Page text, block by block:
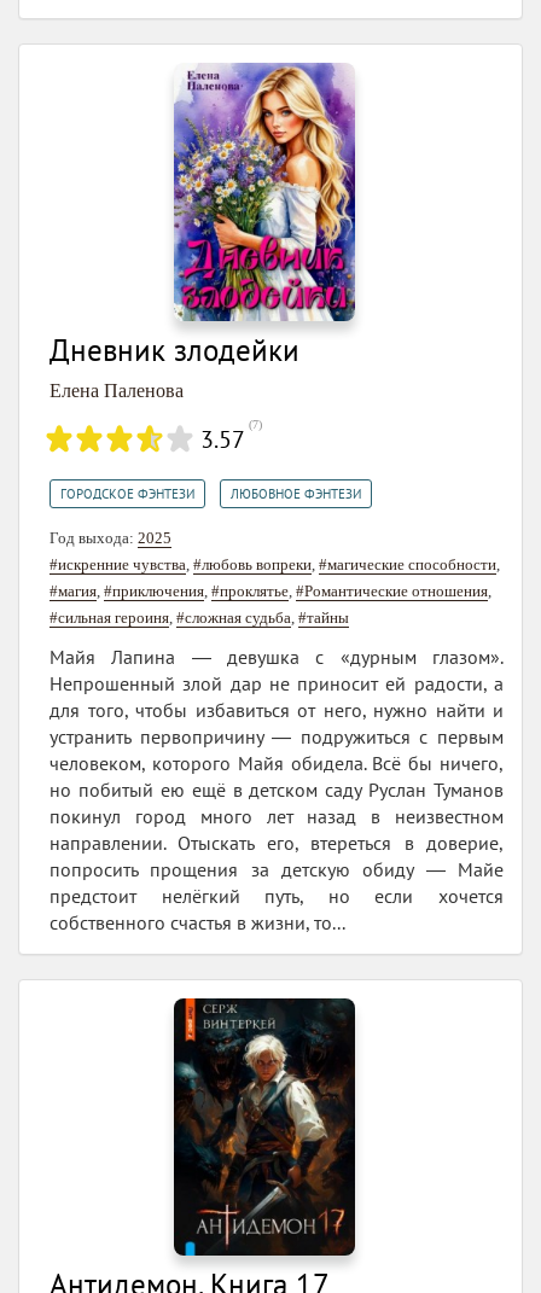
Дневник злодейки
Елена Паленова
3.57 (7)
ГОРОДСКОЕ ФЭНТЕЗИ ЛЮБОВНОЕ ФЭНТЕЗИ
Год выхода: 2025
#искренние чувства, #любовь вопреки, #магические способности,
#магия, #приключения, #проклятье, #Романтические отношения,
#сильная героиня, #сложная судьба, #тайны
Майя Лапина ― девушка с «дурным глазом».
Непрошенный злой дар не приносит ей радости, а
для того, чтобы избавиться от него, нужно найти и
устранить первопричину ― подружиться с первым
человеком, которого Майя обидела. Всё бы ничего,
но побитый ею ещё в детском саду Руслан Туманов
покинул город много лет назад в неизвестном
направлении. Отыскать его, втереться в доверие,
попросить прощения за детскую обиду ― Майе
предстоит нелёгкий путь, но если хочется
собственного счастья в жизни, то...
Антидемон. Книга 17